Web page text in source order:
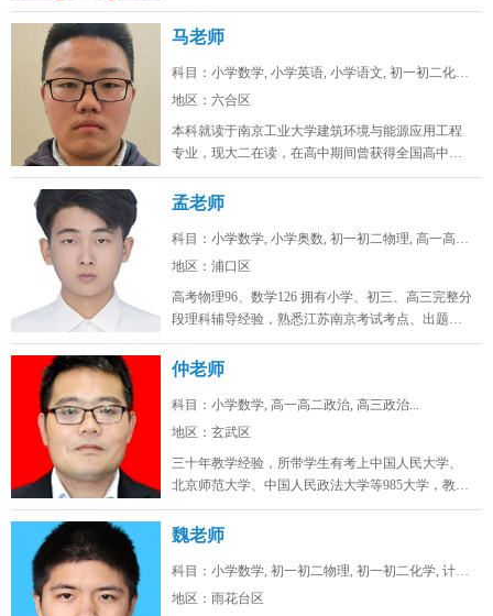
线上/线下，南京雨花台、浦口...
马老师
科目：小学数学, 小学英语, 小学语文, 初一初二化学...
地区：六合区
本科就读于南京工业大学建筑环境与能源应用工程
专业，现大二在读，在高中期间曾获得全国高中生
英语能力测评大赛省一，全国化学奥...
孟老师
科目：小学数学, 小学奥数, 初一初二物理, 高一高二...
地区：浦口区
高考物理96、数学126 拥有小学、初三、高三完整分
段理科辅导经验，熟悉江苏南京考试考点、出题思
路，擅长补差提分、五升...
仲老师
科目：小学数学, 高一高二政治, 高三政治...
地区：玄武区
三十年教学经验，所带学生有考上中国人民大学、
北京师范大学、中国人民政法大学等985大学，教学
态度认真，品德高尚。...
魏老师
科目：小学数学, 初一初二物理, 初一初二化学, 计算...
地区：雨花台区